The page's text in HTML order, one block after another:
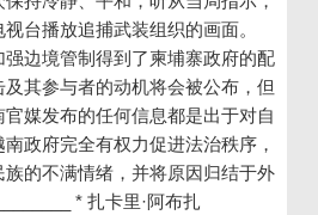
台播放追捕武装组织的画面。
边境管制得到了柬埔寨政府的配
其参与者的动机将会被公布，但
媒发布的任何信息都是出于对自
政府完全有权力促进法治秩序，
的不满情绪，并将原因归结于外
* 扎卡里·阿布扎